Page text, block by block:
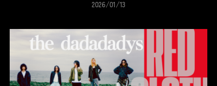
2026/01/13